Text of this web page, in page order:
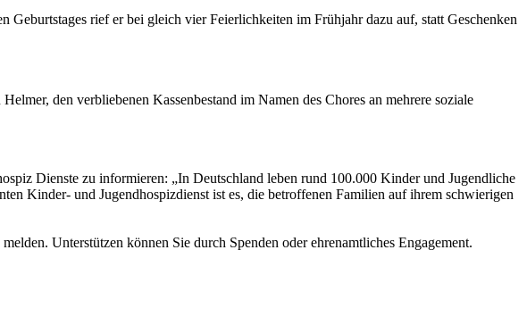
Geburtstages rief er bei gleich vier Feierlichkeiten im Frühjahr dazu auf, statt Geschenken
den verbliebenen Kassenbestand im Namen des Chores an mehrere soziale
Dienste zu informieren: „In Deutschland leben rund 100.000 Kinder und Jugendliche
Kinder- und Jugendhospizdienst ist es, die betroffenen Familien auf ihrem schwierigen
Unterstützen können Sie durch Spenden oder ehrenamtliches Engagement.